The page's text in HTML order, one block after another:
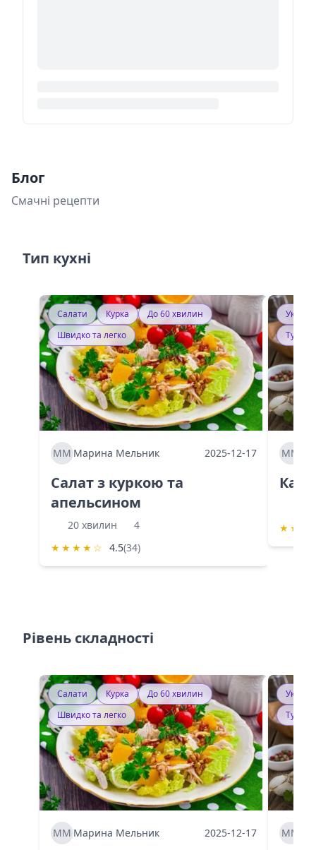
Блог
Смачні рецепти
Тип кухні
Салати Курка
До 60 хвилин
Швидко та легко
ММ Марина Мельник 2025-12-17
Салат з куркою та
апельсином
20 хвилин
4
★ ★ ★ ★ ☆ 4.5(34)
ММ
★ ★
Рівень складності
Салати Курка
До 60 хвилин
Швидко та легко
ММ Марина Мельник 2025-12-17 ММ